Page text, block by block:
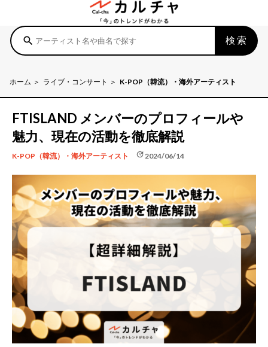
search 検索
ホーム ライブ・コンサート K-POP（韓流）・海外アーティスト
FTISLAND メンバーのプロフィールや
魅力、現在の活動を徹底解説
K-POP（韓流）・海外アーティスト update 2024/06/14